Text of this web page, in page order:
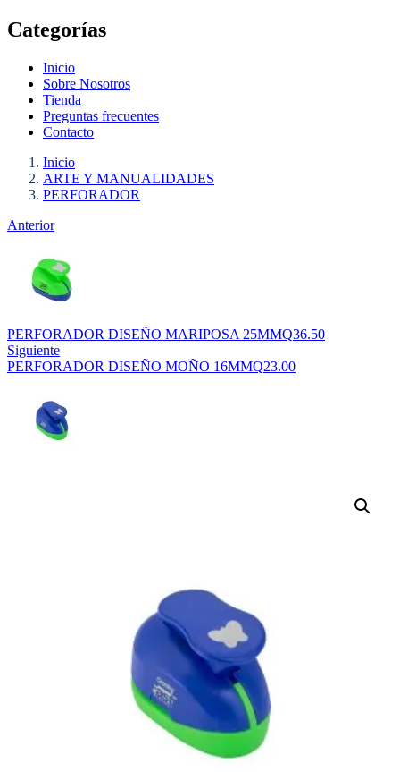
Categorías
Inicio
Sobre Nosotros
Tienda
Preguntas frecuentes
Contacto
Inicio
ARTE Y MANUALIDADES
PERFORADOR
Anterior
PERFORADOR DISEÑO MARIPOSA 25MMQ36.50
Siguiente
PERFORADOR DISEÑO MOÑO 16MMQ23.00